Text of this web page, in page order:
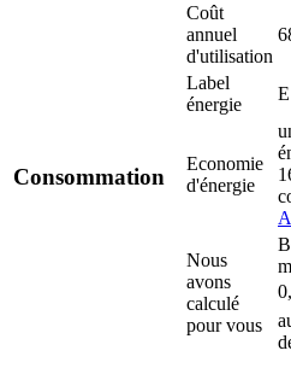
Consommation
Coût
annuel
d'utilisation
Label
énergie
E
Economie
d'énergie
Nous
avons
calculé
pour vous